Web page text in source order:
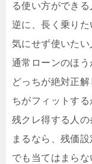
る使い方ができる
逆に、長く乗り
気にせず使いたい
通常ローンのほう
どっちが絶対正
ちがフィットする
残クレ得する人
まるなら、残価設
でも当てはまら